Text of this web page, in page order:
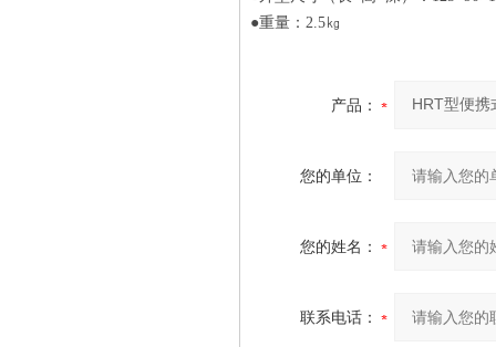
●重量：2.5㎏
产品：
您的单位：
您的姓名：
联系电话：